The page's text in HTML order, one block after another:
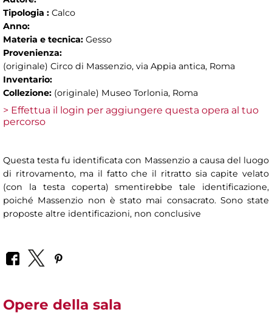
Tipologia : Calco
Anno:
Materia e tecnica: Gesso
Provenienza:
(originale) Circo di Massenzio, via Appia antica, Roma
Inventario:
Collezione: (originale) Museo Torlonia, Roma
> Effettua il login per aggiungere questa opera al tuo
percorso
Questa testa fu identificata con Massenzio a causa del luogo
di ritrovamento, ma il fatto che il ritratto sia capite velato
(con la testa coperta) smentirebbe tale identificazione,
poiché Massenzio non è stato mai consacrato. Sono state
proposte altre identificazioni, non conclusive
Opere della sala